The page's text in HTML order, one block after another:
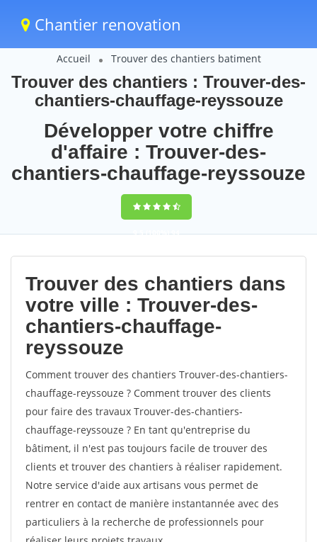
Chantier renovation
Accueil Trouver des chantiers batiment
Trouver des chantiers : Trouver-des-
chantiers-chauffage-reyssouze
Développer votre chiffre
d'affaire : Trouver-des-
chantiers-chauffage-reyssouze
9,5(100%)94
votes
Trouver des chantiers dans
votre ville : Trouver-des-
chantiers-chauffage-
reyssouze
Comment trouver des chantiers Trouver-des-chantiers-
chauffage-reyssouze ? Comment trouver des clients
pour faire des travaux Trouver-des-chantiers-
chauffage-reyssouze ? En tant qu'entreprise du
bâtiment, il n'est pas toujours facile de trouver des
clients et trouver des chantiers à réaliser rapidement.
Notre service d'aide aux artisans vous permet de
rentrer en contact de manière instantannée avec des
particuliers à la recherche de professionnels pour